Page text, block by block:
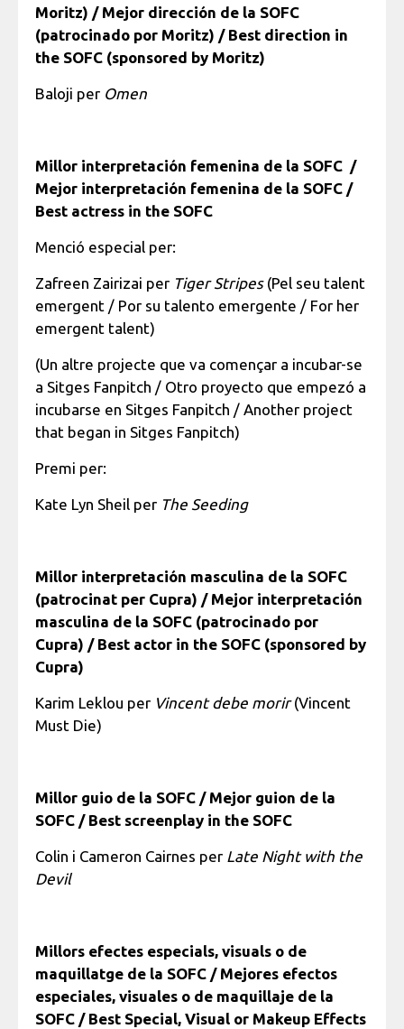
Moritz) / Mejor dirección de la SOFC
(patrocinado por Moritz) / Best direction in
the SOFC (sponsored by Moritz)
Baloji per Omen
Millor interpretación femenina de la SOFC /
Mejor interpretación femenina de la SOFC /
Best actress in the SOFC
Menció especial per:
Zafreen Zairizai per Tiger Stripes(Pel seu talent
emergent / Por su talento emergente / For her
emergent talent)
(Un altre projecte que va començar a incubar-se
a Sitges Fanpitch / Otro proyecto que empezó a
incubarse en Sitges Fanpitch / Another project
that began in Sitges Fanpitch)
Premi per:
Kate Lyn Sheil per The Seeding
Millor interpretación masculina de la SOFC
(patrocinat per Cupra) / Mejor interpretación
masculina de la SOFC (patrocinado por
Cupra) / Best actor in the SOFC (sponsored by
Cupra)
Karim Leklou per Vincent debe morir(Vincent
Must Die)
Millor guio de la SOFC / Mejor guion de la
SOFC / Best screenplay in the SOFC
Colin i Cameron Cairnes per Late Night with the
Devil
Millors efectes especials, visuals o de
maquillatge de la SOFC / Mejores efectos
especiales, visuales o de maquillaje de la
SOFC / Best Special, Visual or Makeup Effects